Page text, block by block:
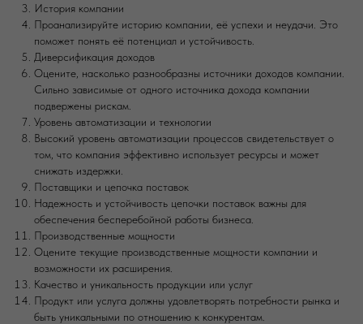
История компании
Проанализируйте историю компании, её успехи и неудачи. Это
поможет понять её потенциал и устойчивость.
Диверсификация доходов
Оцените, насколько разнообразны источники доходов компании.
Сильно зависимые от одного источника дохода компании
подвержены рискам.
Уровень автоматизации и технологии
Высокий уровень автоматизации процессов свидетельствует о
том, что компания эффективно использует ресурсы и может
снижать издержки.
Поставщики и цепочка поставок
Надежность и устойчивость цепочки поставок важны для
обеспечения бесперебойной работы бизнеса.
Производственные мощности
Оцените текущие производственные мощности компании и
возможности их расширения.
Качество и уникальность продукции или услуг
Продукт или услуга должны удовлетворять потребности рынка и
быть уникальными по отношению к конкурентам.